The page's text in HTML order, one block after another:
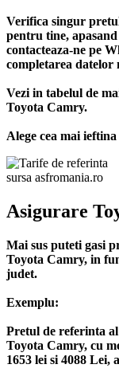
Verifica singur
pentru tine,
contacteaza-ne pe
completarea datelor
Vezi in tabelul de
Toyota Camry.
Alege cea mai
sursa asfromania.ro
Asigurare
Mai sus puteti gasi
Toyota Camry, in
judet.
Exemplu:
Pretul de referinta
Toyota Camry, cu
1653 lei si 4088 Lei,